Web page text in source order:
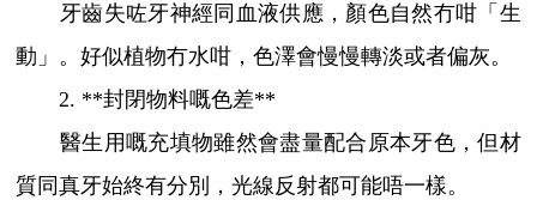
牙齒失咗牙神經同血液供應，顏色自然冇咁「生
動」。好似植物冇水咁，色澤會慢慢轉淡或者偏灰。
2. **封閉物料嘅色差**
醫生用嘅充填物雖然會盡量配合原本牙色，但材
質同真牙始終有分別，光線反射都可能唔一樣。